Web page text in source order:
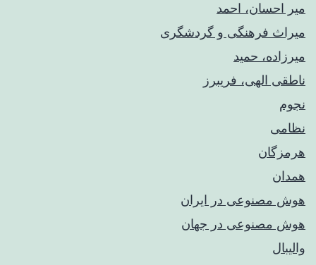
میر احسان، احمد
میراث فرهنگی و گردشگری
میرزاده، حمید
ناطقی الهی، فریبرز
نجوم
نظامی
هرمزگان
همدان
هوش مصنوعی در ایران
هوش مصنوعی در جهان
والیبال